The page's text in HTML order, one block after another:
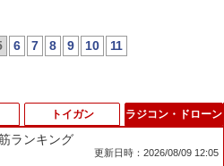
6 7 8 9 10 11
トイガン ラジコン・ドローン
ランキング
更新日時：2026/08/09 12:05